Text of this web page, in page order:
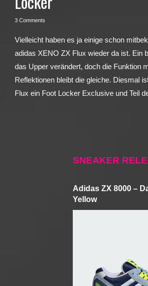
3 Comments
Vielleicht haben es ja einige schon
adidas XENO ZX Flux wieder da ist. Ein
das Upper verändert, doch die Funktion
Reflektionen bleibt die gleiche. Diesmal
Flux ein Foot Locker Exclusive und Teil
SNEAKER
Adidas ZX 8000 –
Yellow